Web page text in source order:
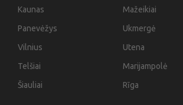
Kaunas
Panevėžys
Vilnius
Telšiai
Šiauliai
Mažeikiai
Ukmergė
Utena
Marijampolė
Rīga